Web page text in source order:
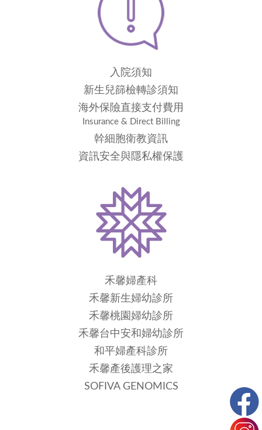
入院須知
新生兒篩檢轉診須知
海外保險直接支付費用
Insurance & Direct Billing
幹細胞衛教資訊
資訊安全與隱私權保護
禾馨婦產科
禾馨新生婦幼診所
禾馨桃園婦幼診所
禾馨台中安和婦幼診所
和平婦產科診所
禾馨產後護理之家
SOFIVA GENOMICS